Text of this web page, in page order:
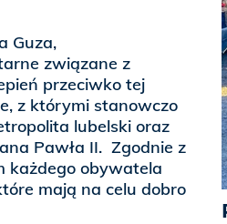
Guza,
związane z
przeciwko tej
z którymi stanowczo
lubelski oraz
Pawła II. Zgodnie z
każdego obywatela
mają na celu dobro